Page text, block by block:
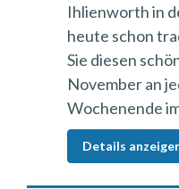
Ihlienworth in
heute schon
Sie diesen
November an
Wochenende
Details